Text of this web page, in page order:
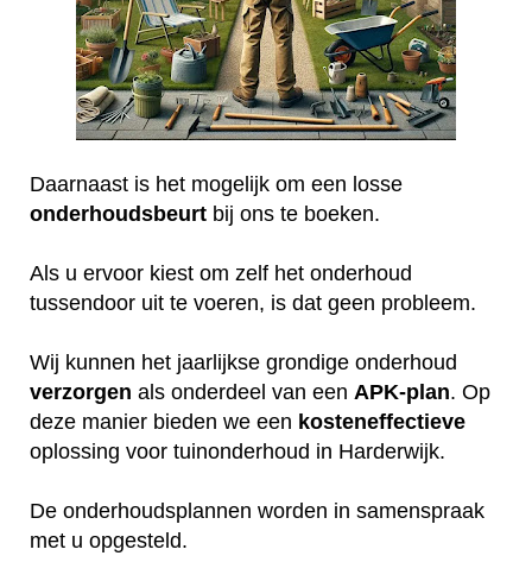
Daarnaast is het mogelijk om een losse
onderhoudsbeurt bij ons te boeken.
Als u ervoor kiest om zelf het onderhoud
tussendoor uit te voeren, is dat geen probleem.
Wij kunnen het jaarlijkse grondige onderhoud
verzorgen als onderdeel van een APK-plan. Op
deze manier bieden we een kosteneffectieve
oplossing voor tuinonderhoud in Harderwijk.
De onderhoudsplannen worden in samenspraak
met u opgesteld.